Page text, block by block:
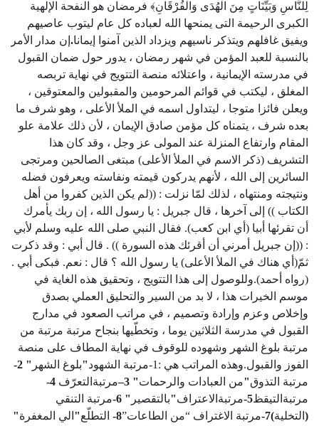
لِلنَّاسِ وَبَيِّنَاتٍ مِنَ الْهُدَى وَالْفُرْقَانِ﴾ فرمضان هو النفحة الإلهية
الكبرى الرحيمة التى يمنحها الله لعباده كل عام ليتوب عاصيهم
ويفيق غافلهم ويتذكر ناسيهم ويزداد الذين آمنوا إيمانا. إن مدار الأمر
بالنسبة للعبد المؤمن في شهر رمضان ، يدور حول ضمان القبول
في مدرسته الإيمانية ، واعتلائه منصة التتويج في نهاية تربصه
المغلق ، ليكتب في قوائم المرحومين والمقبولين والمعتوقين ،
ويعلن فائزا متوجا ، ليتداول اسمه في الملأ الأعلى ، وهو شرف ما
بعده شرف ، يتمناه كل مؤمن صادق الإيمان ، لأن ذلك علامة علو
المقام وارتفاع المنزلة عند المولى عز وجل ، وقد كان هذا
التشريف (ذكر الاسم في الملأ الأعلى) مبتغى الصالحين ومرتجى
السائرين إلى الله ، لأنهم يدركون قيمته ونفاسته ويعرفون فضله
ونتيجته ومنتهاه ، لذلك لمّا نزلت : ((لم يكن الذين كفروا من أهل
الكتاب )) إلى آخرها ، قال جبريل : يا رسول الله ، إن ربك يأمرك
أن تقرئها أبيا (أي ابن كعب). فقال النبي صلى الله عليه وسلم لأبي
: ((إن جبريل أمرني أن أقرئك هذه السورة )) . قال أبي : وقد ذكرت
ثمّ(أي هناك في الملأ الأعلى) يا رسول الله ؟ قال : نعم. فبكى أبي .
(رواه أحمد).وللوصول إلى هذا التتويج ، وتحقيق هذه الغاية في
موسم الخيرات هذا ، لا بد من السير والتحليق العملي بصدق
وإخلاص وعزم وإرادة وتصميم ، في مراتب الصعود في مدارج
القبول في مدرسة الثلاثين يوما ، وتخطّيها بنجاح مرتبة مرتبة من
مرتبة بلوغ الشهر وشهوده للوقوف في نهاية المطاف على منصة
الفوز والقبول.وهذه المراتب هي :1-مرتبة الشهود
"بلوغ الشهر "
-
مرتبة التذوق"من العبادات والرحمات"
–مرتبةالتعرّف 4
-
مرتبةالتيقظ5
-مرتبةالاعتراف"بالتقصير "
-مرتبة التنقي
( التخلية)7- مرتبة الاغتراف “من الطاعات”8
- التطلّع" الي المغفرة"